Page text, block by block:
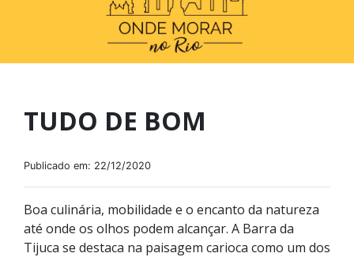
TUDO DE BOM
Publicado em: 22/12/2020
Boa culinária, mobilidade e o encanto da natureza
até onde os olhos podem alcançar. A Barra da
Tijuca se destaca na paisagem carioca como um dos